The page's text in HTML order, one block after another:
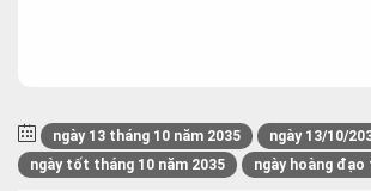
ngày 13 tháng 10 năm 2035
ngày 13/10/
ngày tốt tháng 10 năm 2035
ngày hoàng đạo